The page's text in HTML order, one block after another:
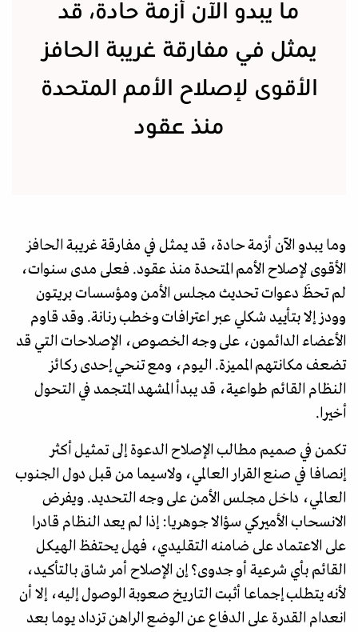
ما يبدو الآن أزمة حادة، قد
يمثل في مفارقة غريبة الحافز
الأقوى لإصلاح الأمم المتحدة
منذ عقود
وما يبدو الآن أزمة حادة، قد يمثل في مفارقة غريبة الحافز
الأقوى لإصلاح الأمم المتحدة منذ عقود. فعلى مدى سنوات،
لم تحظَ دعوات تحديث مجلس الأمن ومؤسسات بريتون
وودز إلا بتأييد شكلي عبر اعترافات وخطب رنانة. وقد قاوم
الأعضاء الدائمون، على وجه الخصوص، الإصلاحات التي قد
تضعف مكانتهم المميزة. اليوم، ومع تنحي إحدى ركائز
النظام القائم طواعية، قد يبدأ المشهد المتجمد في التحول
أخيرا.
تكمن في صميم مطالب الإصلاح الدعوة إلى تمثيل أكثر
إنصافا في صنع القرار العالمي، ولاسيما من قبل دول الجنوب
العالمي، داخل مجلس الأمن على وجه التحديد. ويفرض
الانسحاب الأميركي سؤالا جوهريا: إذا لم يعد النظام قادرا
على الاعتماد على ضامنه التقليدي، فهل يحتفظ الهيكل
القائم بأي شرعية أو جدوى؟ إن الإصلاح أمر شاق بالتأكيد،
لأنه يتطلب إجماعا أثبت التاريخ صعوبة الوصول إليه، إلا أن
انعدام القدرة على الدفاع عن الوضع الراهن تزداد يوما بعد